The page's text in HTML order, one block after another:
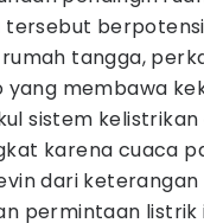
tersebut
tangga,
yang membawa
sistem kelistrikan
karena cuaca
dari
permintaan listrik